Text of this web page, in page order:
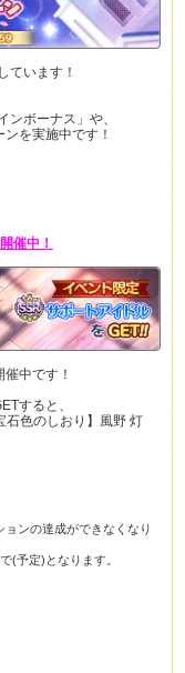
ています！
ンボーナス」や、
を実施中です！
催中！
中です！
すると、
石色のしおり】風野 灯
ンの達成ができなくなり
(予定)となります。